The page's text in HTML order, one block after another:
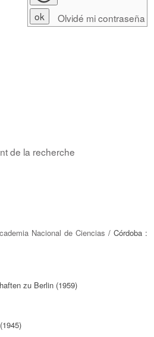
de la recherche
Nacional de Ciencias / Córdoba :
zu Berlin (1959)
Olvidé mi contraseña